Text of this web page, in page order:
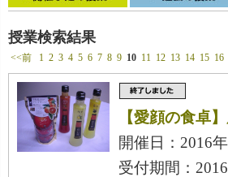
授業検索結果
<<前 1 2 3 4 5 6 7 8 9 10 11 12 13 14 15 16
【愛顔の食卓
開催日：2016
受付期間：